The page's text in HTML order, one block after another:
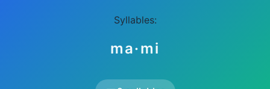
Syllables:
ma·mi